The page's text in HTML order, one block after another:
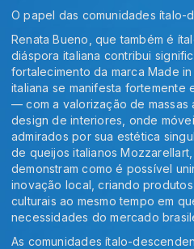
O papel das comunidades ítalo-
Renata Bueno, que também é
diáspora italiana contribui
fortalecimento da marca Made
italiana se manifesta fortemente
— com a valorização de
design de interiores, onde
admirados por sua estética
de queijos italianos
demonstram como é possível
inovação local, criando
culturais ao mesmo tempo em
necessidades do mercado
As comunidades ítalo-